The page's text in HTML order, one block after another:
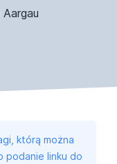
którą można
podanie linku do